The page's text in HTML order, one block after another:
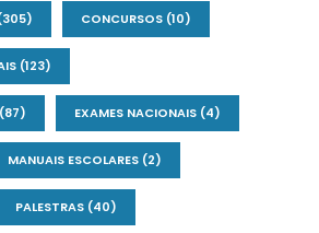
CONCURSOS(10)
(123)
EXAMES NACIONAIS(4)
MANUAIS ESCOLARES(2)
PALESTRAS(40)